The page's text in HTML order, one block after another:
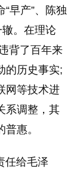
早产”、陈独
辙。在理论
背了百年来
的历史事实;
网等技术进
系调整，其
惠。
任给毛泽